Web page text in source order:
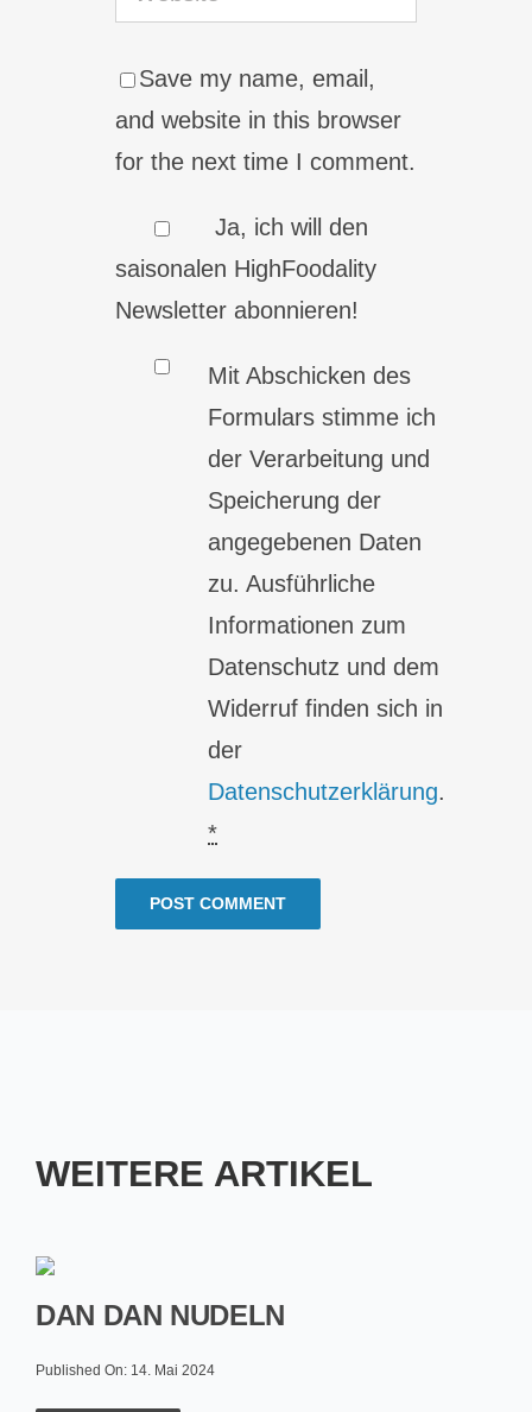
Save my name, email,
and website in this browser
for the next time I comment.
Ja, ich will den
saisonalen HighFoodality
Newsletter abonnieren!
Mit Abschicken des
Formulars stimme ich
der Verarbeitung und
Speicherung der
angegebenen Daten
zu. Ausführliche
Informationen zum
Datenschutz und dem
Widerruf finden sich in
der
Datenschutzerklärung.
*
WEITERE ARTIKEL
DAN DAN NUDELN
Published On: 14. Mai 2024